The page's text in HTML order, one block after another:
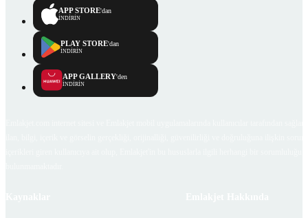
APP STORE'dan
İNDİRİN
PLAY STORE'dan
İNDİRİN
APP GALLERY'den
İNDİRİN